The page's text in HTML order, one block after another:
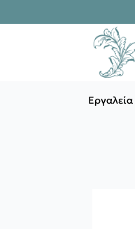
Εργαλεία